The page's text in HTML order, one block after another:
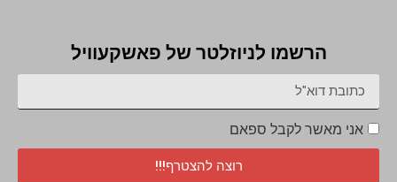
הרשמו לניוזלטר של פאשקעוויל
אני מאשר לקבל ספאם
רוצה להצטרף!!!